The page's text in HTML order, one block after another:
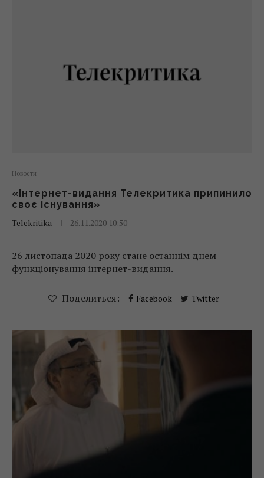
Новости
«Інтернет-видання Телекритика припинило
своє існування»
Telekritika
26.11.2020 10:50
26 листопада 2020 року стане останнім днем
функціонування інтернет-видання.
Поделиться: Facebook Twitter